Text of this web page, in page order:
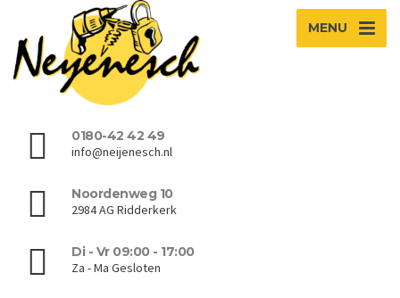
MENU
0180-42 42 49
info@neijenesch.nl
Noordenweg 10
2984 AG Ridderkerk
Di - Vr 09:00 - 17:00
Za - Ma Gesloten